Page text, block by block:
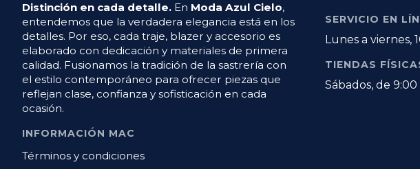
Distinción en cada detalle. En Moda Azul Cielo,
entendemos que la verdadera elegancia está en los
detalles. Por eso, cada traje, blazer y accesorio es
elaborado con dedicación y materiales de primera
calidad. Fusionamos la tradición de la sastrería con
el estilo contemporáneo para ofrecer piezas que
reflejan clase, confianza y sofisticación en cada
ocasión.
INFORMACIÓN MAC
Términos y condiciones
SERVICIO EN
Lunes a viernes,
TIENDAS
Sábados, de